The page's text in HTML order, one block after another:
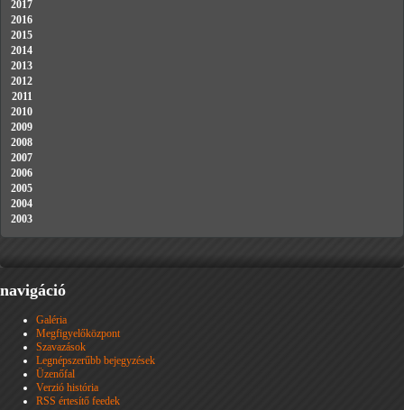
2017
2016
2015
2014
2013
2012
2011
2010
2009
2008
2007
2006
2005
2004
2003
navigáció
Galéria
Megfigyelőközpont
Szavazások
Legnépszerűbb bejegyzések
Üzenőfal
Verzió história
RSS értesítő feedek